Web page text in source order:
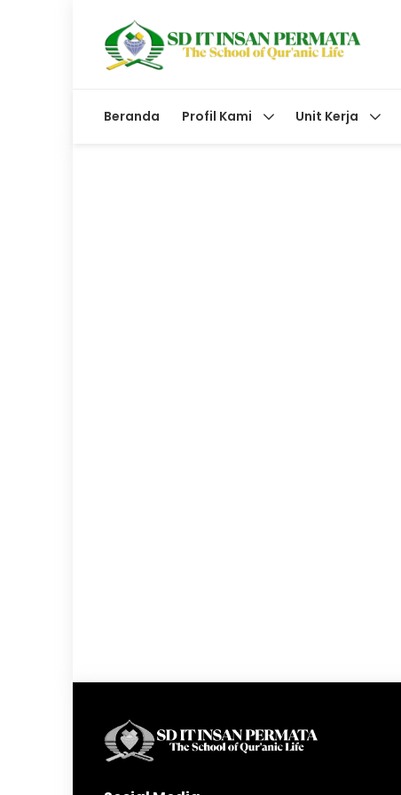
Beranda Profil Kami Unit Kerja